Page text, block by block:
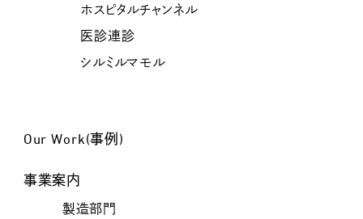
ホスピタルチャンネル
医診連診
シルミルマモル
Our Work(事例)
事業案内
製造部門